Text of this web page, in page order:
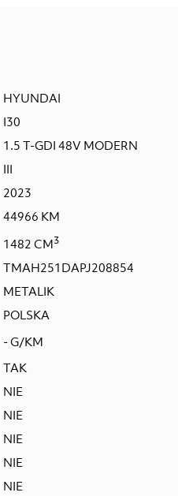
HYUNDAI
I30
1.5 T-GDI 48V MODERN
III
2023
44966 KM
1482 CM3
TMAH251DAPJ208854
METALIK
POLSKA
- G/KM
TAK
NIE
NIE
NIE
NIE
NIE